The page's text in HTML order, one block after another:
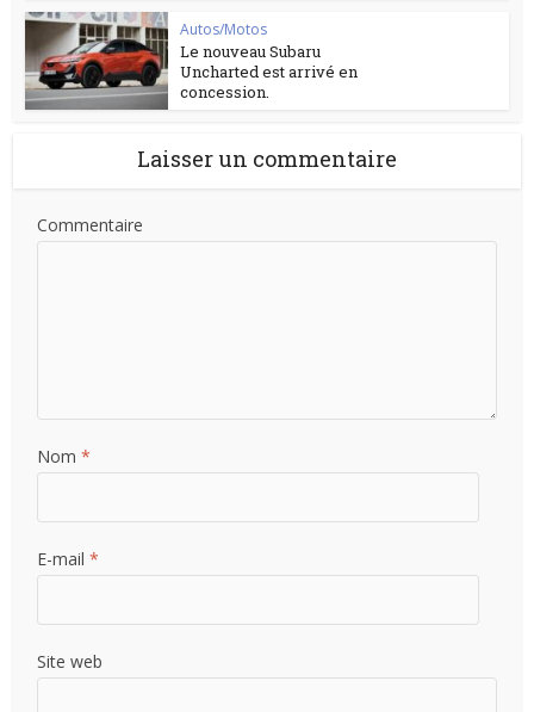
Autos/Motos
Le nouveau Subaru
Uncharted est arrivé en
concession.
Laisser un commentaire
Commentaire
Nom*
E-mail*
Site web